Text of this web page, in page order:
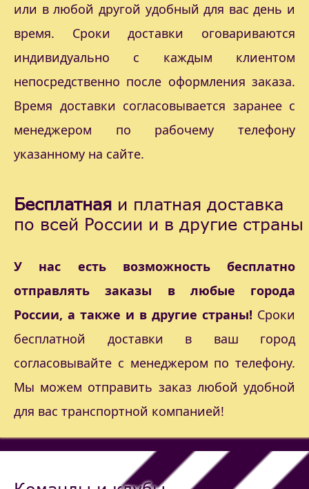
или в любой другой удобный для вас день и
время. Сроки доставки оговариваются
индивидуально с каждым клиентом
непосредственно после оформления заказа.
Время доставки согласовывается заранее с
менеджером по рабочему телефону
указанному на сайте.
Бесплатная и платная доставка
по всей России и в другие страны
У нас есть возможность бесплатно
отправлять заказы в любые города
России, а также и в другие страны! Сроки
бесплатной доставки в ваш город
согласовывайте с менеджером по телефону.
Мы можем отправить заказ любой удобной
для вас транспортной компанией!